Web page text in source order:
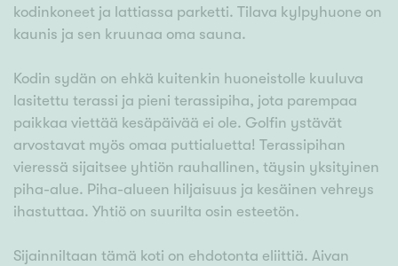
kodinkoneet ja lattiassa parketti. Tilava kylpyhuone on
kaunis ja sen kruunaa oma sauna.
Kodin sydän on ehkä kuitenkin huoneistolle kuuluva
lasitettu terassi ja pieni terassipiha, jota parempaa
paikkaa viettää kesäpäivää ei ole. Golfin ystävät
arvostavat myös omaa puttialuetta! Terassipihan
vieressä sijaitsee yhtiön rauhallinen, täysin yksityinen
piha-alue. Piha-alueen hiljaisuus ja kesäinen vehreys
ihastuttaa. Yhtiö on suurilta osin esteetön.
Sijainniltaan tämä koti on ehdotonta eliittiä. Aivan